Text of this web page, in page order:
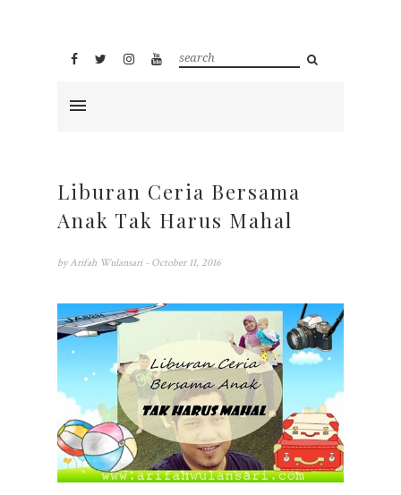
Liburan Ceria Bersama
Anak Tak Harus Mahal
by Arifah Wulansari - October 11, 2016